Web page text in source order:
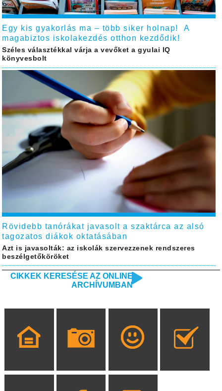
Egy kis gyakorlás ma – több siker holnap! A
magabiztos iskolakezdés otthon kezdődik!
Széles választékkal várja a vevőket a gyulai IQ
könyvesbolt
Rövidebb tanórákat javasolt a szaktárca az alsó
tagozatos diákok oktatásában
Azt is javasolták: az iskolák szervezzenek rendszeres
beszélgetőköröket
CIKKEK KERESÉSE AZ ONLINE
ARCHÍVUMBAN